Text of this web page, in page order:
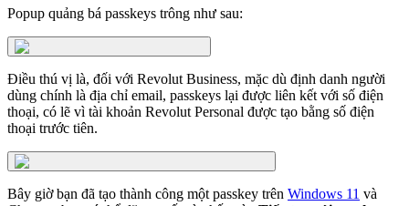
Popup quảng bá passkeys trông như sau:
Điều thú vị là, đối với Revolut Business, mặc dù định danh người
dùng chính là địa chỉ email, passkeys lại được liên kết với số điện
thoại, có lẽ vì tài khoản Revolut Personal được tạo bằng số điện
thoại trước tiên.
Bây giờ bạn đã tạo thành công một passkey trên Windows 11 và